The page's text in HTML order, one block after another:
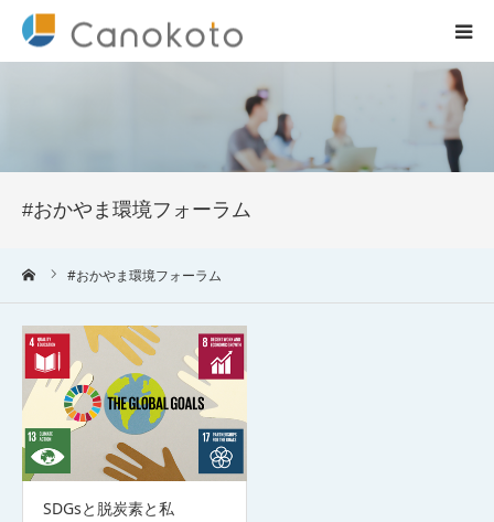
#おかやま環境フォーラム
#おかやま環境フォーラム
SDGsと脱炭素と私
会社概要
ブログ
実績
コラム一覧
お問合せ